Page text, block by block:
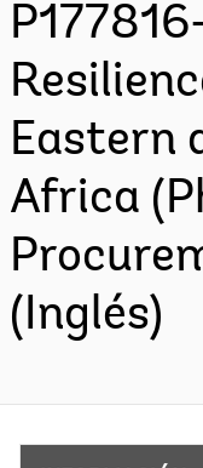
Eastern
Africa
(Inglés)